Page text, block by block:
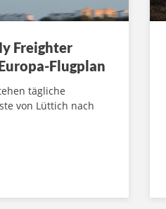
Freighter
Flugplan
tägliche
von Lüttich nach